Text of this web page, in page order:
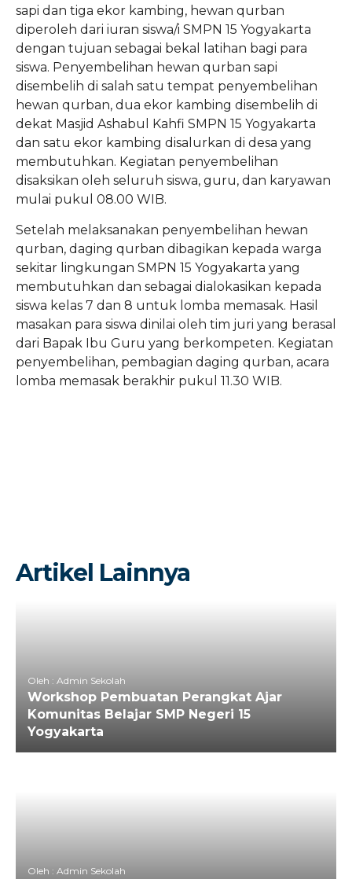
sapi dan tiga ekor kambing, hewan qurban
diperoleh dari iuran siswa/i SMPN 15 Yogyakarta
dengan tujuan sebagai bekal latihan bagi para
siswa. Penyembelihan hewan qurban sapi
disembelih di salah satu tempat penyembelihan
hewan qurban, dua ekor kambing disembelih di
dekat Masjid Ashabul Kahfi SMPN 15 Yogyakarta
dan satu ekor kambing disalurkan di desa yang
membutuhkan. Kegiatan penyembelihan
disaksikan oleh seluruh siswa, guru, dan karyawan
mulai pukul 08.00 WIB.
Setelah melaksanakan penyembelihan hewan
qurban, daging qurban dibagikan kepada warga
sekitar lingkungan SMPN 15 Yogyakarta yang
membutuhkan dan sebagai dialokasikan kepada
siswa kelas 7 dan 8 untuk lomba memasak. Hasil
masakan para siswa dinilai oleh tim juri yang berasal
dari Bapak Ibu Guru yang berkompeten. Kegiatan
penyembelihan, pembagian daging qurban, acara
lomba memasak berakhir pukul 11.30 WIB.
Artikel Lainnya
Oleh : Admin Sekolah
Workshop Pembuatan Perangkat Ajar
Komunitas Belajar SMP Negeri 15
Yogyakarta
Oleh : Admin Sekolah